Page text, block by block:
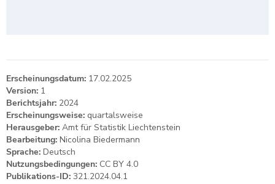
Erscheinungsdatum: 17.02.2025
Version: 1
Berichtsjahr: 2024
Erscheinungsweise: quartalsweise
Herausgeber: Amt für Statistik Liechtenstein
Bearbeitung: Nicolina Biedermann
Sprache: Deutsch
Nutzungsbedingungen: CC BY 4.0
Publikations-ID: 321.2024.04.1